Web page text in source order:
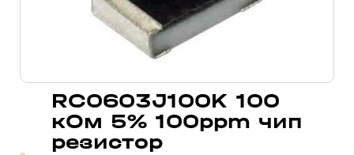
RC0603J100K 100
кОм 5% 100ppm чип
резистор